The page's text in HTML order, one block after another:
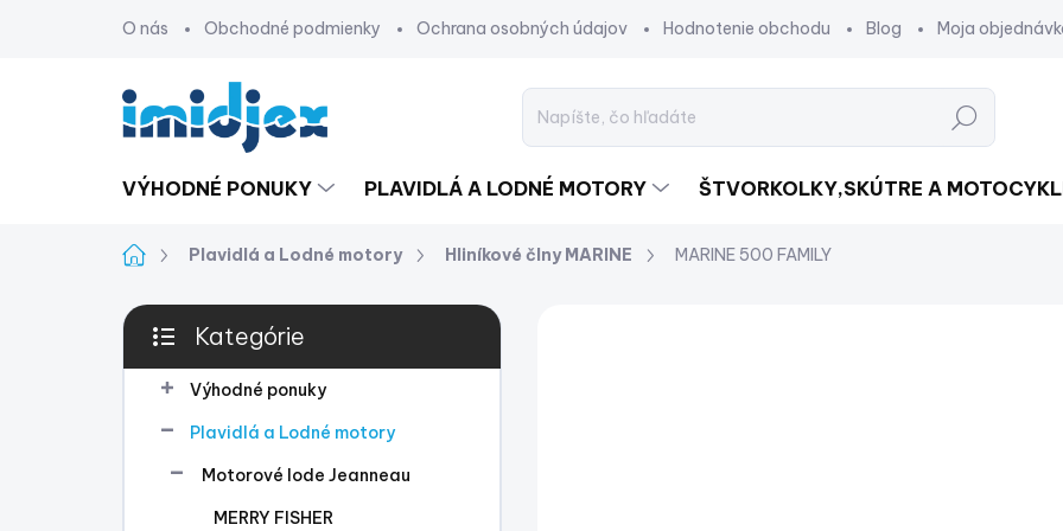
O nás Obchodné podmienky Ochrana osobných údajov Hodnotenie obchodu Blog Moja
Hľadať
VÝHODNÉ PONUKY PLAVIDLÁ A LODNÉ MOTORY ŠTVORKOLKY,SKÚTRE A
DomovPlavidlá a Lodné motory Hliníkové člny MARINE MARINE 500 FAMILY
B
č
Preskočiť
kategórie
Kategórie
Výhodné ponuky
Plavidlá a Lodné motory
Motorové lode Jeanneau
MERRY FISHER